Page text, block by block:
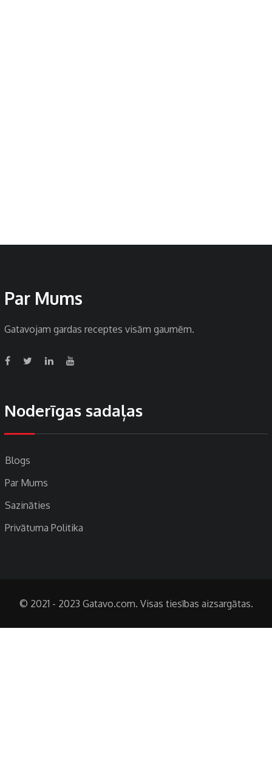
Par Mums
Gatavojam gardas receptes visām gaumēm.
Noderīgas sadaļas
Blogs
Par Mums
Sazināties
Privātuma Politika
© 2021 - 2023 Gatavo.com. Visas tiesības aizsargātas.